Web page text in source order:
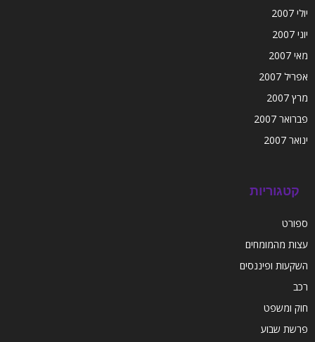
יולי 2007
יוני 2007
מאי 2007
אפריל 2007
מרץ 2007
פברואר 2007
ינואר 2007
קטגוריות
ספורט
עצות מהמומחים
השקעות ופיננסים
רכב
חוק ומשפט
פרשת שבוע